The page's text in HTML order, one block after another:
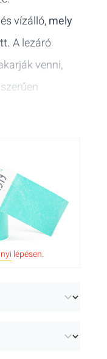
vízálló,mely
A lezáró
venni,
nélküli
készletről,
esetleg
keres,
lépésen.